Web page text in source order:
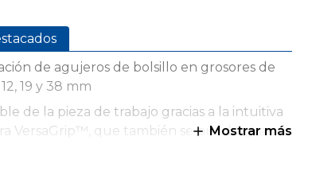
de agujeros de bolsillo en grosores de
19 y 38 mm
de la pieza de trabajo gracias a la intuitiva
VersaGrip™, que también se puede girar
Mostrar más